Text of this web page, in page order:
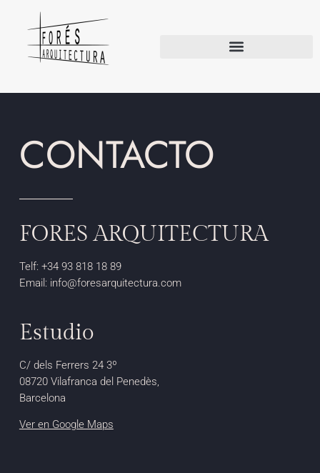
CONTACTO
FORES ARQUITECTURA
Telf: +34 93 818 18 89
Email: info@foresarquitectura.com
Estudio
C/ dels Ferrers 24 3º
08720 Vilafranca del Penedès,
Barcelona
Ver en Google Maps